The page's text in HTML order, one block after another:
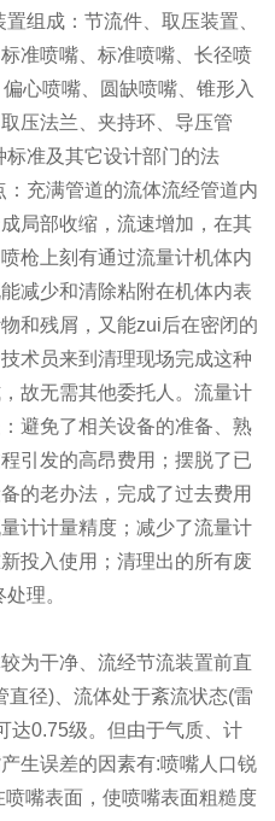
组成：节流件、取压装置、
准喷嘴、标准喷嘴、长径喷
心喷嘴、圆缺喷嘴、锥形入
压法兰、夹持环、导压管
准及其它设计部门的法
充满管道的流体流经管道内
局部收缩，流速增加，在其
枪上刻有通过流量计机体内
减少和清除粘附在机体内表
和残屑，又能zui后在密闭的
术员来到清理现场完成这种
故无需其他委托人。流量计
避免了相关设备的准备、熟
引发的高昂费用；摆脱了已
的老办法，完成了过去费用
计计量精度；减少了流量计
投入使用；清理出的所有废
理。
干净、流经节流装置前直
径)、流体处于紊流状态(雷
达0.75级。但由于气质、计
生误差的因素有:喷嘴人口锐
嘴表面，使喷嘴表面粗糙度